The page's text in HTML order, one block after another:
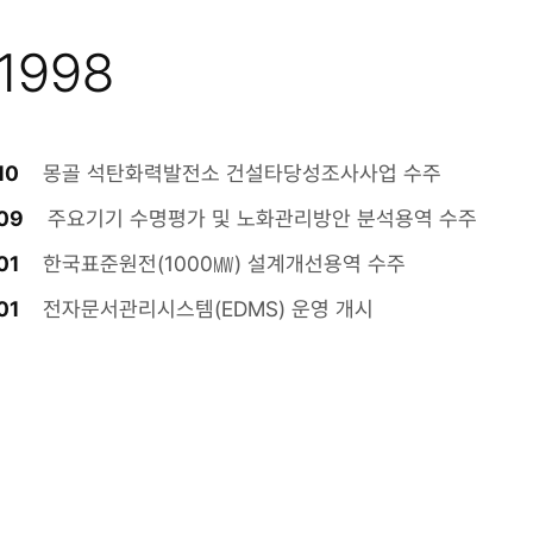
몽골 석탄화력발전소 건설타당성조사사업 수주
주요기기 수명평가 및 노화관리방안 분석용역 수주
한국표준원전(1000㎿) 설계개선용역 수주
전자문서관리시스템(EDMS) 운영 개시